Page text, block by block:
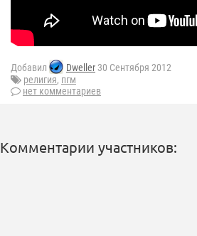
Добавил Dweller 30 Сентября 2012
религия, пгм
нет комментариев
Комментарии участников: